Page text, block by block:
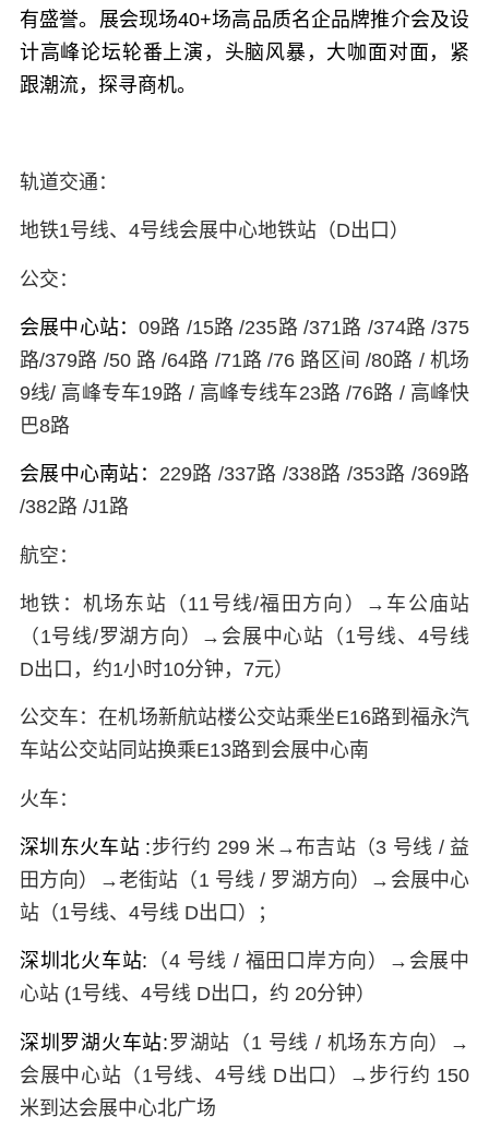
有盛誉。 展会现场40+场高品质名企品牌推介会及设
计高峰论坛轮番上演，头脑风暴，大咖面对面，紧
跟潮流，探寻商机。
轨道交通：
地铁1号线、4号线会展中心地铁站（D出口）
公交：
会展中心站：09路 /15路 /235路 /371路 /374路 /375
路/379路 /50 路 /64路 /71路 /76 路区间 /80路 / 机场
9线/ 高峰专车19路 / 高峰专线车23路 /76路 / 高峰快
巴8路
会展中心南站： 229路 /337路 /338路 /353路 /369路
/382路 /J1路
航空：
地铁 ：机场东站（11号线/福田方向）→车公庙站
（1号线/罗湖方向）→会展中心站（1号线、4号线
D出口，约1小时10分钟，7元）
公交车 ：在机场新航站楼公交站乘坐E16路到福永汽
车站公交站同站换乘E13路到会展中心南
火车：
深圳东火车站 :步行约 299 米→布吉站（3 号线 / 益
田方向）→老街站（1 号线 / 罗湖方向）→会展中心
站（1号线、4号线 D出口）；
深圳北火车站: （4 号线 / 福田口岸方向）→会展中
心站 (1号线、4号线 D出口，约 20分钟）
深圳罗湖火车站:罗湖站（1 号线 / 机场东方向）→
会展中心站（1号线、4号线 D出口）→步行约 150
米到达会展中心北广场